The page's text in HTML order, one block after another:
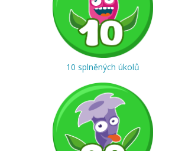
10 splněných úkolů